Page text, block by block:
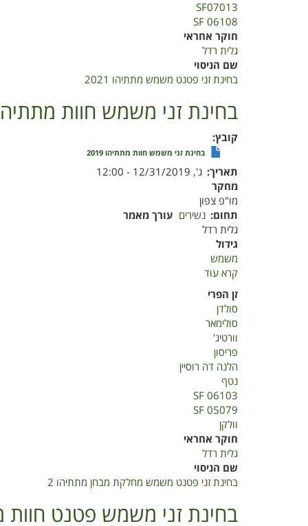
SF07013
SF 06108
חוקר אחראי
גלית רדל
שם הניסוי
בחינת זני פטנט משמש מתתיהו 2021
בחינת זני משמש חוות מתתיהו
קובץ
בחינת זני משמש חוות מתתיהו 2019
תאריך ג', 12/31/2019 - 12:00
מחקר
מו"פ צפון
תחום נשירים עורך מאמר
גלית רדל
גידול
משמש
קרא עוד
זן הפרי
סולדן
סולימאר
וורטיג'
פריסון
הלנה דה רוסיין
נטף
SF 06103
SF 05079
וולקן
חוקר אחראי
גלית רדל
שם הניסוי
בחינת זני פטנט משמש מחלקת מבחן מתתיהו 2
בחינת זני משמש פטנט חוות